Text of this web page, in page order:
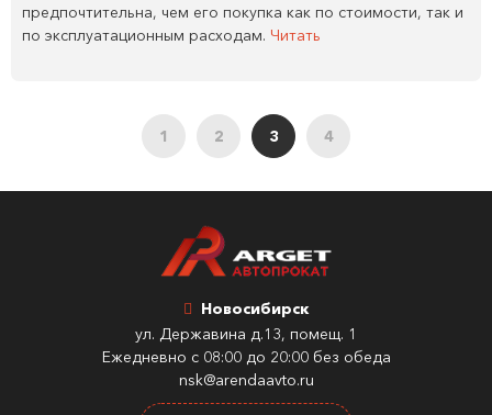
предпочтительна, чем его покупка как по стоимости, так и
по эксплуатационным расходам. Читать
1 2 3 4
Новосибирск
ул. Державина д.13, помещ. 1
Ежедневно с 08:00 до 20:00 без обеда
nsk@arendaavto.ru